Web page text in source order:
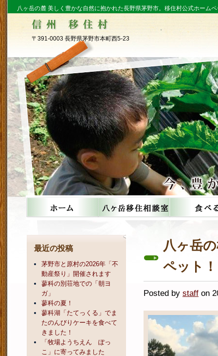
八ヶ岳の麓 美しく豊かな自然に抱かれた長野県茅野市。移住村公式ホーム
〒391-0003 長野県茅野市本町西5-23
八ヶ岳
ペット！
Posted by staff on
最近の投稿
茅野市と原村の2026年「不
動産祭り」開催されます
蓼科の別荘地での「朝ヨ
ガ」
蓼科の夏！
蓼科湖「たてっくる」でま
たのんびりケーキを食べて
きました！
「牧場ようちえん ぽっ
こ」に寄ってみました